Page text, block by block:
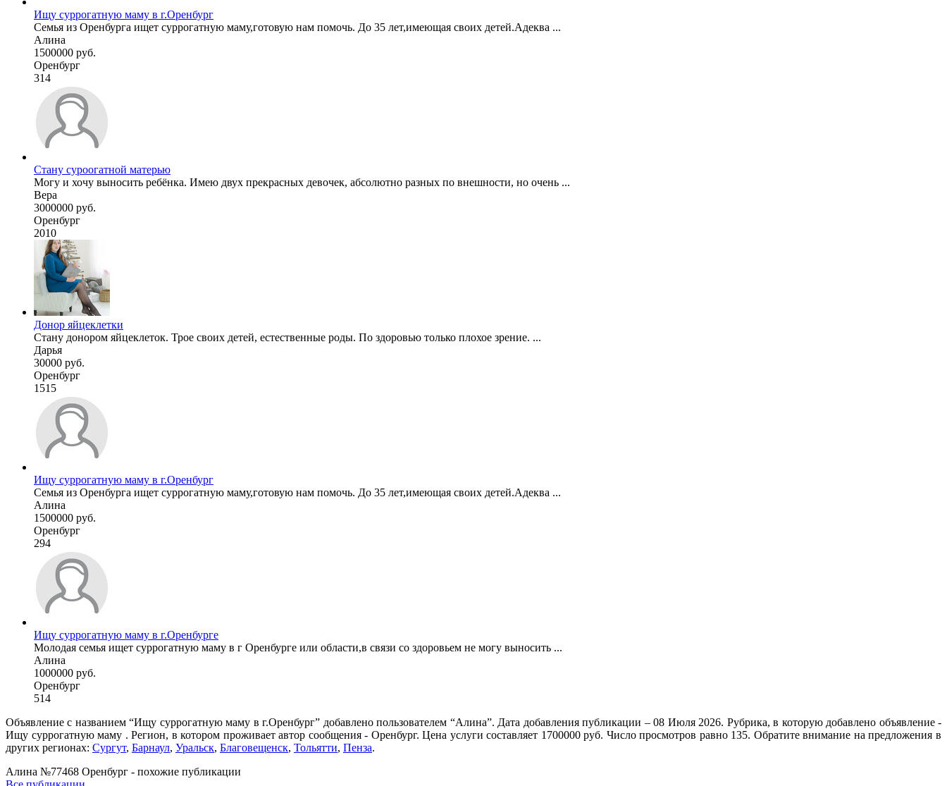
Ищу суррогатную маму в г.Оренбург
Семья из Оренбурга ищет суррогатную маму,готовую нам помочь. До 35 лет,имеющая своих детей.Адеква ...
Алина
1500000 руб.
Оренбург
314
Стану суроогатной матерью
Могу и хочу выносить ребёнка. Имею двух прекрасных девочек, абсолютно разных по внешности, но очень ...
Вера
3000000 руб.
Оренбург
2010
Донор яйцеклетки
Стану донором яйцеклеток. Трое своих детей, естественные роды. По здоровью только плохое зрение. ...
Дарья
30000 руб.
Оренбург
1515
Ищу суррогатную маму в г.Оренбург
Семья из Оренбурга ищет суррогатную маму,готовую нам помочь. До 35 лет,имеющая своих детей.Адеква ...
Алина
1500000 руб.
Оренбург
294
Ищу суррогатную маму в г.Оренбурге
Молодая семья ищет суррогатную маму в г Оренбурге или области,в связи со здоровьем не могу выносить ...
Алина
1000000 руб.
Оренбург
514
Объявление с названием “Ищу суррогатную маму в г.Оренбург” добавлено пользователем “Алина”. Дата добавления публикации – 08 Июля 2026. Рубрика, в которую добавлено объявление -
Ищу суррогатную маму . Регион, в котором проживает автор сообщения - Оренбург. Цена услуги составляет 1700000 руб. Число просмотров равно 135. Обратите внимание на предложения в
других регионах: Сургут, Барнаул, Уральск, Благовещенск, Тольятти, Пенза.
Алина №77468 Оренбург - похожие публикации